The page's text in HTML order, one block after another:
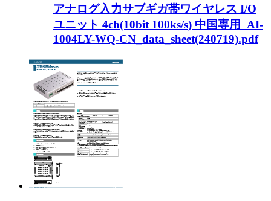
アナログ入力サブギガ帯ワイヤレス I/O
ユニット 4ch(10bit 100ks/s) 中国専用_AI-
1004LY-WQ-CN_data_sheet(240719).pdf